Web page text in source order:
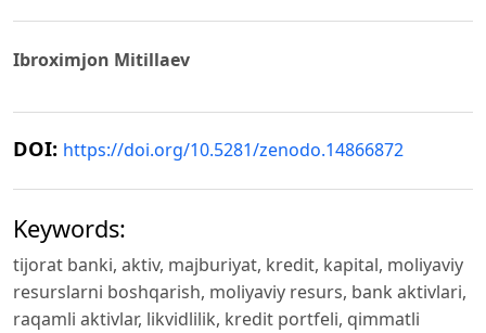
Ibroximjon Mitillaev
DOI: https://doi.org/10.5281/zenodo.14866872
Keywords:
tijorat banki, aktiv, majburiyat, kredit, kapital, moliyaviy
resurslarni boshqarish, moliyaviy resurs, bank aktivlari,
raqamli aktivlar, likvidlilik, kredit portfeli, qimmatli